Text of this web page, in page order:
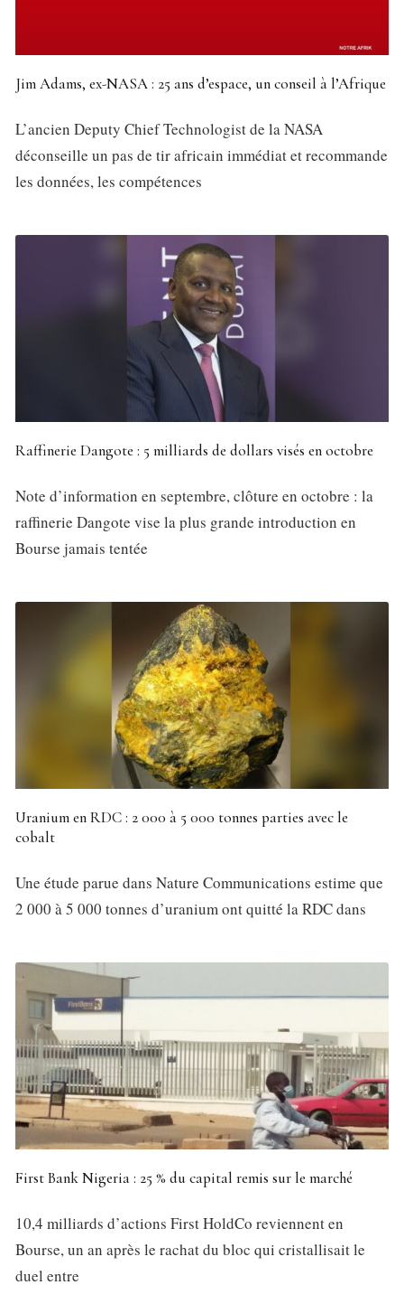
Jim Adams, ex-NASA : 25 ans d’espace, un conseil à l’Afrique
L’ancien Deputy Chief Technologist de la NASA
déconseille un pas de tir africain immédiat et recommande
les données, les compétences
Raffinerie Dangote : 5 milliards de dollars visés en octobre
Note d’information en septembre, clôture en octobre : la
raffinerie Dangote vise la plus grande introduction en
Bourse jamais tentée
Uranium en RDC : 2 000 à 5 000 tonnes parties avec le
cobalt
Une étude parue dans Nature Communications estime que
2 000 à 5 000 tonnes d’uranium ont quitté la RDC dans
First Bank Nigeria : 25 % du capital remis sur le marché
10,4 milliards d’actions First HoldCo reviennent en
Bourse, un an après le rachat du bloc qui cristallisait le
duel entre